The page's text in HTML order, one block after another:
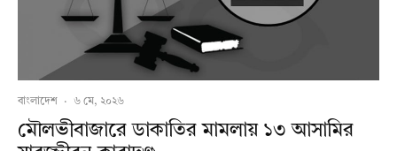
বাংলাদেশ · ৬ মে, ২০২৬
মৌলভীবাজারে ডাকাতির মামলায় ১৩ আসামির